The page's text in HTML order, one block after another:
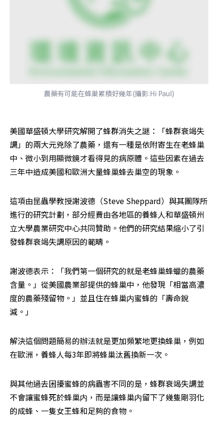
農藥有可能在蜂巢累積好幾年(攝影:Hi Paul)
美國華盛頓大學研究解開了蜂群消失之謎：「蜂群衰竭失
調」的兩大元兇除了農藥，還有一種是依附寄生在老蜂巢
中、微小到用顯微鏡才看得見的病原體。這些因素在過去
三年中造成美國和歐洲大量蜂巢蜂去巢空的現象。
這項由昆蟲學教授謝波德（Steve Sheppard）與其團隊所
進行的研究計劃，部分經費由各地區的養蜂人和華盛頓州
立大學農業研究中心共同贊助。他們的研究結果縮小了引
發蜂群衰竭失調原因的範疇。
謝波德表示：「我們第一個研究的就是老蜂巢蜂蠟的農藥
含量。」從美國農業部提供的蜂巢中，他發現「相當高濃
度的農藥殘留物。」並且住在蜂巢内蜜蜂的「壽命銳
減。」
解決這個問題簡易的辦法就是更加頻繁地更換蜂巢，例如
在歐洲，養蜂人每3年即將蜂巢汰舊換新一次。
與其他過去困擾蜜蜂的病蟲害不同的是，蜂群衰竭失調並
不會讓蜜蜂死於蜂巢内，而是讓蜂巢内留下了幾隻剛羽化
的成蜂、一隻女王蜂和足夠的食物。